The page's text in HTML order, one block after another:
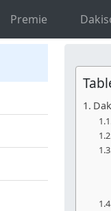
Premie
Dak isoleren West-